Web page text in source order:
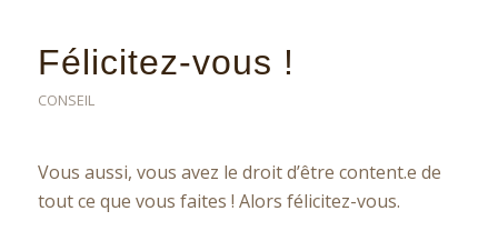
Félicitez-vous !
CONSEIL
Vous aussi, vous avez le droit d’être content.e de
tout ce que vous faites ! Alors félicitez-vous.